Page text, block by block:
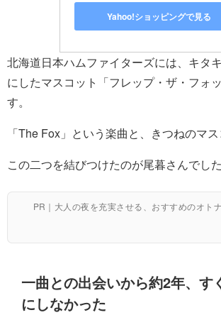
Yahoo!ショッピングで見る
北海道日本ハムファイターズには、キタ
にしたマスコット「フレップ・ザ・フォ
す。
「The Fox」という楽曲と、きつねのマス
この二つを結びつけたのが尾暮さんでした
PR｜大人の夜を充実させる、おすすめのオト
一曲との出会いから約2年、す
にしなかった